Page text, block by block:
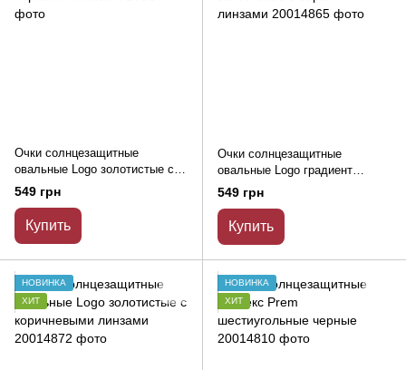
Очки солнцезащитные
овальные Logo золотистые с
черными линзами
549 грн
Купить
Очки солнцезащитные
овальные Logo градиент
золотистые с серыми линзами
549 грн
Купить
НОВИНКА
ХИТ
НОВИНКА
ХИТ